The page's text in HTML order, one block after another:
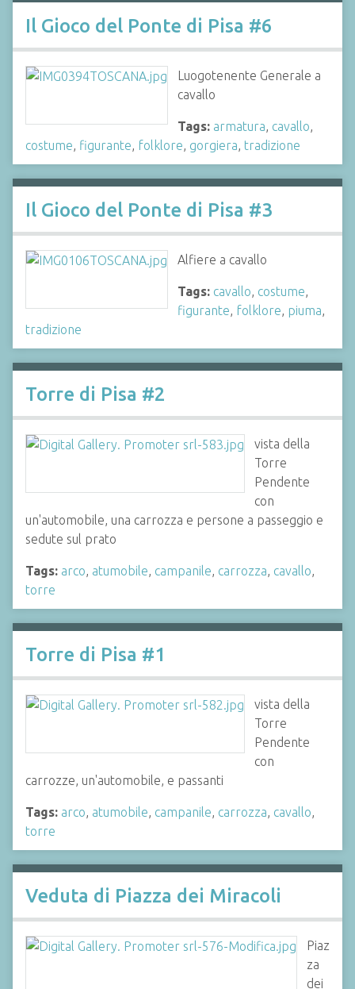
Il Gioco del Ponte di Pisa #6
Luogotenente Generale a
cavallo
Tags: armatura, cavallo,
costume, figurante, folklore, gorgiera, tradizione
Il Gioco del Ponte di Pisa #3
Alfiere a cavallo
Tags: cavallo, costume,
figurante, folklore, piuma,
tradizione
Torre di Pisa #2
vista della
Torre
Pendente
con
un'automobile, una carrozza e persone a passeggio e
sedute sul prato
Tags: arco, atumobile, campanile, carrozza, cavallo,
torre
Torre di Pisa #1
vista della
Torre
Pendente
con
carrozze, un'automobile, e passanti
Tags: arco, atumobile, campanile, carrozza, cavallo,
torre
Veduta di Piazza dei Miracoli
Piaz
za
dei